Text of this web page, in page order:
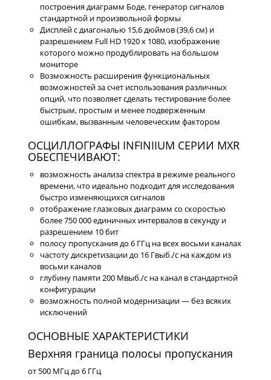
построения диаграмм Боде, генератор сигналов
стандартной и произвольной формы
Дисплей с диагональю 15,6 дюймов (39,6 см) и
разрешением Full HD 1920 x 1080, изображение
которого можно продублировать на большом
мониторе
Возможность расширения функциональных
возможностей за счет использования различных
опций, что позволяет сделать тестирование более
быстрым, простым и менее подверженным
ошибкам, вызванным человеческим фактором
ОСЦИЛЛОГРАФЫ INFINIIUM СЕРИИ MXR
ОБЕСПЕЧИВАЮТ:
возможность анализа спектра в режиме реального
времени, что идеально подходит для исследования
быстро изменяющихся сигналов
отображение глазковых диаграмм со скоростью
более 750 000 единичных интервалов в секунду и
разрешением 10 бит
полосу пропускания до 6 ГГц на всех восьми каналах
частоту дискретизации до 16 Гвыб./с на каждом из
восьми каналов
глубину памяти 200 Мвыб./с на канал в стандартной
конфигурации
возможность полной модернизации — без всяких
исключений
ОСНОВНЫЕ ХАРАКТЕРИСТИКИ
Верхняя граница полосы пропускания
от 500 МГц до 6 ГГц